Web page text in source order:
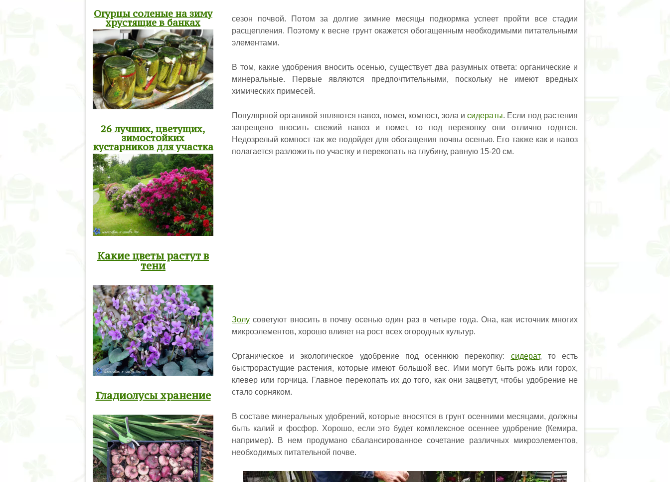
сезон почвой. Потом за долгие зимние месяцы подкормка успеет пройти все стадии
расщепления. Поэтому к весне грунт окажется обогащенным необходимыми питательными
элементами.
В том, какие удобрения вносить осенью, существует два разумных ответа: органические и
минеральные. Первые являются предпочтительными, поскольку не имеют вредных
химических примесей.
Популярной органикой являются навоз, помет, компост, зола исидераты. Если под растения
запрещено вносить свежий навоз и помет, то под перекопку они отлично годятся.
Недозрелый компост так же подойдет для обогащения почвы осенью. Его также как и навоз
полагается разложить по участку и перекопать на глубину, равную 15-20 см.
Золу советуют вносить в почву осенью один раз в четыре года. Она, как источник многих
микроэлементов, хорошо влияет на рост всех огородных культур.
Органическое и экологическое удобрение под осеннюю перекопку: сидерат, то есть
быстрорастущие растения, которые имеют большой вес. Ими могут быть рожь или горох,
клевер или горчица. Главное перекопать их до того, как они зацветут, чтобы удобрение не
стало сорняком.
В составе минеральных удобрений, которые вносятся в грунт осенними месяцами, должны
быть калий и фосфор. Хорошо, если это будет комплексное осеннее удобрение (Кемира,
например). В нем продумано сбалансированное сочетание различных микроэлементов,
необходимых питательной почве.
Огурцы соленые на зиму
хрустящие в банках
26 лучших, цветущих,
зимостойких
кустарников для участка
Какие цветы растут в
тени
Гладиолусы хранение